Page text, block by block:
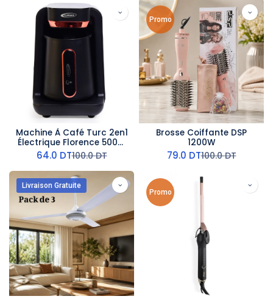
Machine À Café Turc 2en1
Électrique Florence 500W
Noir
64.0 DT100.0DT
Promo
Brosse Coiffante DSP
1200W
79.0 DT100.0DT
Livraison Gratuite
Promo